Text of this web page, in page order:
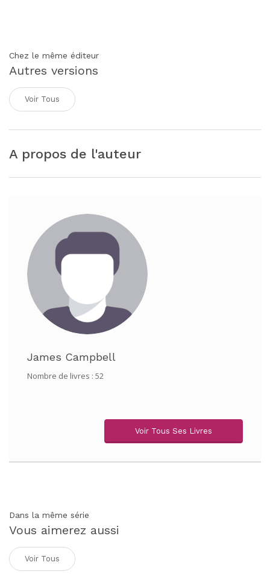
Chez le même éditeur
Autres versions
Voir Tous
A propos de l'auteur
James Campbell
Nombre de livres : 52
Voir Tous Ses Livres
Dans la même série
Vous aimerez aussi
Voir Tous